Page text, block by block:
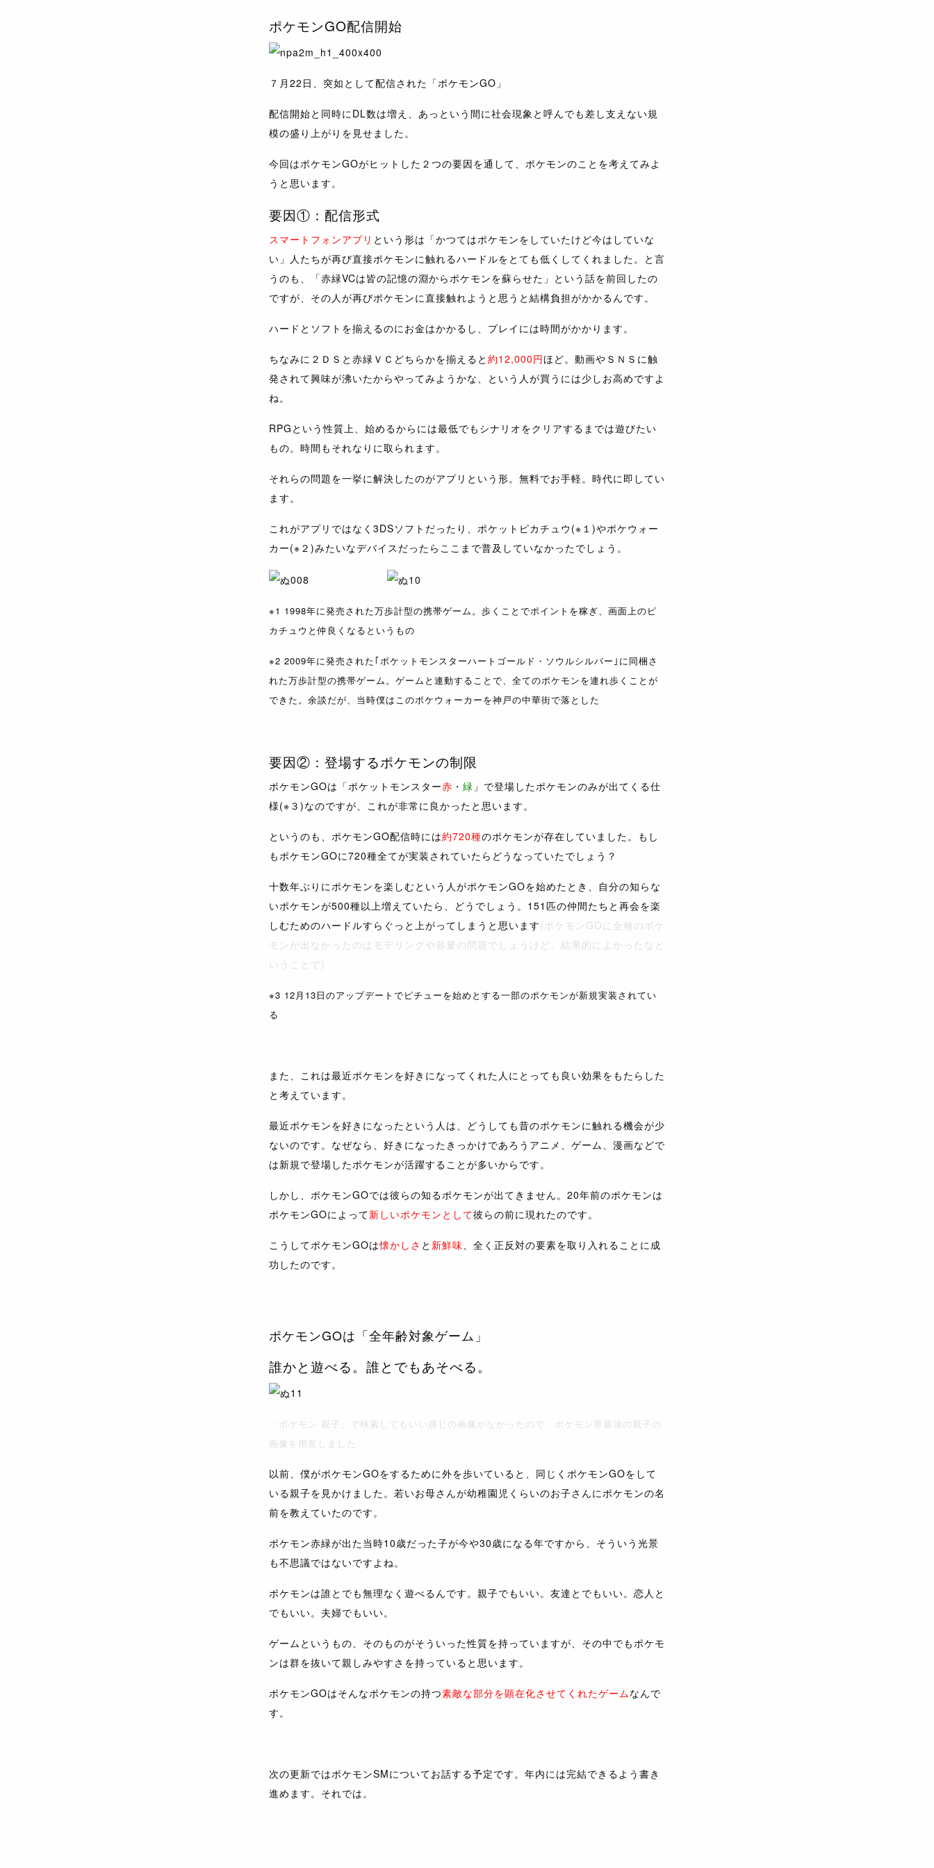
ポケモンGO配信開始
７月22日、突如として配信された「ポケモンGO」
配信開始と同時にDL数は増え、あっという間に社会現象と呼んでも差し支えない規
模の盛り上がりを見せました。
今回はポケモンGOがヒットした２つの要因を通して、ポケモンのことを考えてみよ
うと思います。
要因①：配信形式
スマートフォンアプリ という形は「かつてはポケモンをしていたけど今はしていな
い」人たちが再び直接ポケモンに触れるハードルをとても低くしてくれました。と言
うのも、「赤緑VCは皆の記憶の淵からポケモンを蘇らせた」という話を前回したの
ですが、その人が再びポケモンに直接触れようと思うと結構負担がかかるんです。
ハードとソフトを揃えるのにお金はかかるし、プレイには時間がかかります。
ちなみに２ＤＳと赤緑ＶＣどちらかを揃えると 約12,000円ほど。動画やＳＮＳに触
発されて興味が沸いたからやってみようかな、という人が買うには少しお高めですよ
ね。
RPGという性質上、始めるからには最低でもシナリオをクリアするまでは遊びたい
もの。時間もそれなりに取られます。
それらの問題を一挙に解決したのがアプリという形。無料でお手軽。時代に即してい
ます。
これがアプリではなく3DSソフトだったり、ポケットピカチュウ(※１)やポケウォー
カー(※２)みたいなデバイスだったらここまで普及していなかったでしょう。
※1 1998年に発売された万歩計型の携帯ゲーム。歩くことでポイントを稼ぎ、画面上のピ
カチュウと仲良くなるというもの
※2 2009年に発売された｢ポケットモンスターハートゴールド・ソウルシルバー｣に同梱さ
れた万歩計型の携帯ゲーム。ゲームと連動することで、全てのポケモンを連れ歩くことが
できた。余談だが、当時僕はこのポケウォーカーを神戸の中華街で落とした
要因②：登場するポケモンの制限
ポケモンGOは「ポケットモンスター赤 ・ 緑 」で登場したポケモンのみが出てくる仕
様(※３)なのですが、これが非常に良かったと思います。
というのも、ポケモンGO配信時には約720種のポケモンが存在していました。もし
もポケモンGOに720種全てが実装されていたらどうなっていたでしょう？
十数年ぶりにポケモンを楽しむという人がポケモンGOを始めたとき、自分の知らな
いポケモンが500種以上増えていたら、どうでしょう。151匹の仲間たちと再会を楽
しむためのハードルすらぐっと上がってしまうと思います(ポケモンGOに全種のポケ
モンが出なかったのはモデリングや容量の問題でしょうけど、結果的によかったなと
いうことで)
※3 12月13日のアップデートでピチューを始めとする一部のポケモンが新規実装されてい
る
また、これは最近ポケモンを好きになってくれた人にとっても良い効果をもたらした
と考えています。
最近ポケモンを好きになったという人は、どうしても昔のポケモンに触れる機会が少
ないのです。なぜなら、好きになったきっかけであろうアニメ、ゲーム、漫画などで
は新規で登場したポケモンが活躍することが多いからです。
しかし、ポケモンGOでは彼らの知るポケモンが出てきません。20年前のポケモンは
ポケモンGOによって新しいポケモンとして彼らの前に現れたのです。
こうしてポケモンGOは懐かしさ と 新鮮味、全く正反対の要素を取り入れることに成
功したのです。
ポケモンGOは「全年齢対象ゲーム」
誰かと遊べる。誰とでもあそべる。
「ポケモン 親子」で検索してもいい感じの画像がなかったので、ポケモン界最強の親子の
画像を用意しました
以前、僕がポケモンGOをするために外を歩いていると、同じくポケモンGOをして
いる親子を見かけました。若いお母さんが幼稚園児くらいのお子さんにポケモンの名
前を教えていたのです。
ポケモン赤緑が出た当時10歳だった子が今や30歳になる年ですから、そういう光景
も不思議ではないですよね。
ポケモンは誰とでも無理なく遊べるんです。親子でもいい。友達とでもいい。恋人と
でもいい。夫婦でもいい。
ゲームというもの、そのものがそういった性質を持っていますが、その中でもポケモ
ンは群を抜いて親しみやすさを持っていると思います。
ポケモンGOはそんなポケモンの持つ素敵な部分を顕在化させてくれたゲームなんで
す。
次の更新ではポケモンSMについてお話する予定です。年内には完結できるよう書き
進めます。それでは。